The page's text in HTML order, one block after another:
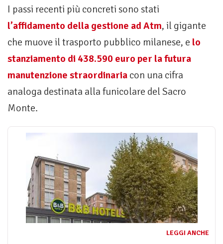
I passi recenti più concreti sono stati
l’affidamento della gestione ad Atm, il gigante
che muove il trasporto pubblico milanese, e lo
stanziamento di 438.590 euro per la futura
manutenzione straordinaria con una cifra
analoga destinata alla funicolare del Sacro
Monte.
LEGGI ANCHE